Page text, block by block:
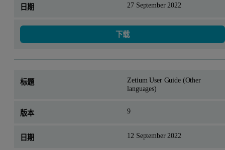
27 September 2022
下载
Zetium User Guide (Other
languages)
9
12 September 2022